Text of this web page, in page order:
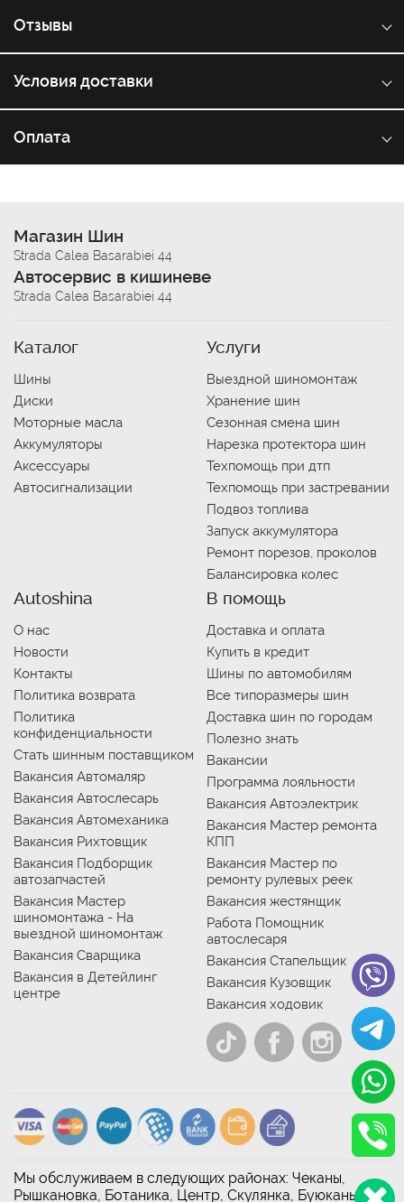
Отзывы
Условия доставки
Оплата
Магазин Шин
Strada Calea Basarabiei 44
Автосервис в кишиневе
Strada Calea Basarabiei 44
Каталог
Шины
Диски
Моторные масла
Аккумуляторы
Аксессуары
Автосигнализации
Услуги
Выездной шиномонтаж
Хранение шин
Сезонная смена шин
Нарезка протектора шин
Техпомощь при дтп
Техпомощь при застревании
Подвоз топлива
Запуск аккумулятора
Ремонт порезов, проколов
Балансировка колес
Autoshina
О нас
Новости
Контакты
Политика возврата
Политика
конфиденциальности
Стать шинным поставщиком
Вакансия Автомаляр
Вакансия Автослесарь
Вакансия Автомеханика
Вакансия Рихтовщик
Вакансия Подборщик
автозапчастей
Вакансия Мастер
шиномонтажа - На
выездной шиномонтаж
Вакансия Сварщика
Вакансия в Детейлинг
центре
В помощь
Доставка и оплата
Купить в кредит
Шины по автомобилям
Все типоразмеры шин
Доставка шин по городам
Полезно знать
Вакансии
Программа лояльности
Вакансия Автоэлектрик
Вакансия Мастер ремонта
КПП
Вакансия Мастер по
ремонту рулевых реек
Вакансия жестянщик
Работа Помощник
автослесаря
Вакансия Стапельщик
Вакансия Кузовщик
Вакансия ходовик
Мы обслуживаем в следующих районах: Чеканы,
Рышкановка, Ботаника, Центр, Скулянка, Буюканы